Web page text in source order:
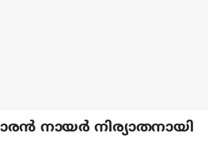
നായര്‍ നിര്യാതനായി